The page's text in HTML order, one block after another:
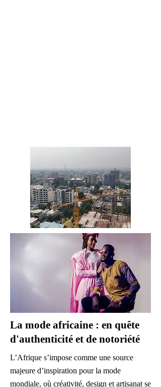
La mode africaine : en quête
d'authenticité et de notoriété
L’Afrique s’impose comme une source
majeure d’inspiration pour la mode
mondiale, où créativité, design et artisanat se